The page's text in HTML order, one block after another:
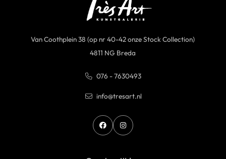
Van Coothplein 38 (op nr 40-42 onze Stock Collection)
4811 NG Breda
076 - 7630493
info@tresart.nl